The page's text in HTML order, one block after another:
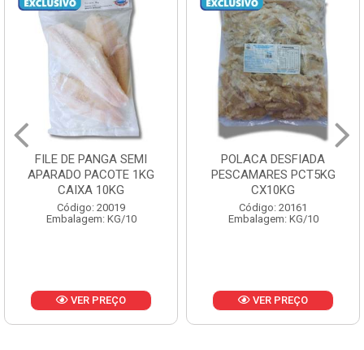
FILE DE PANGA SEMI
APARADO PACOTE 1KG
CAIXA 10KG
Código: 20019
Embalagem: KG/10
VER PREÇO
POLACA DESFIADA
PESCAMARES PCT5KG
CX10KG
Código: 20161
Embalagem: KG/10
VER PREÇO